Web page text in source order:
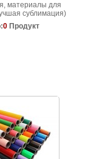
материалы для
сублимация)
0 Продукт